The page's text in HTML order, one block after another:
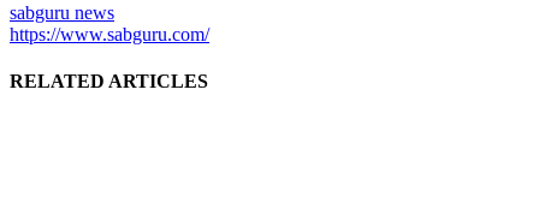
sabguru news
https://www.sabguru.com/
RELATED ARTICLES